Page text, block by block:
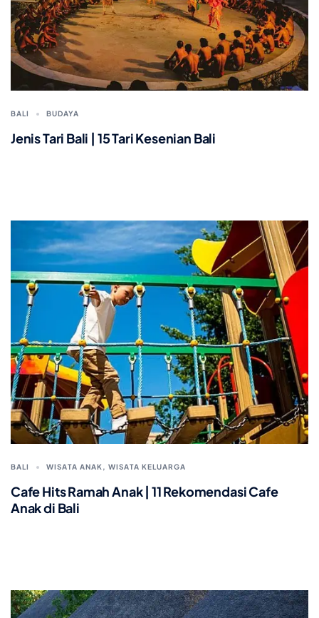
BALI BUDAYA
Jenis Tari Bali | 15 Tari Kesenian Bali
BALI WISATA ANAK, WISATA KELUARGA
Cafe Hits Ramah Anak | 11 Rekomendasi Cafe
Anak di Bali